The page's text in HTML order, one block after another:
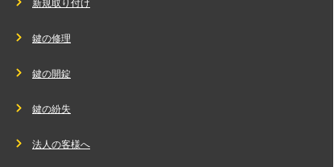
新規取り付け
鍵の修理
鍵の開錠
鍵の紛失
法人の客様へ